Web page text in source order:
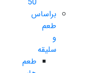
براساس
طعم
و
سلیقه
طعم